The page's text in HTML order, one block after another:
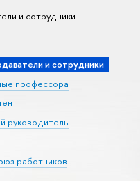
и сотрудники
и сотрудники
профессора
руководитель
работников